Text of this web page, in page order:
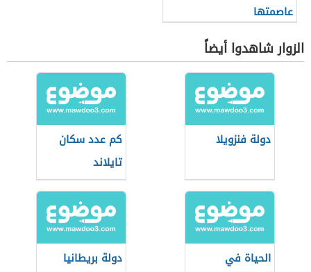
عاصمتها
الزوار شاهدوا أيضاً
دولة فنزويلا
كم عدد سكان
تايلاند
الحياة في
دولة بريطانيا